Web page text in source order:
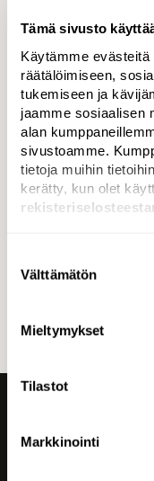
Tämä sivusto
Käytämme
räätälöimiseen,
tukemiseen ja
jaamme sosiaalisen
alan
sivustoamme.
tietoja muihin
kerätty, kun olet
valinta
Välttämätön
Mieltymykset
Tilastot
Markkinointi
koko EMEA-alueen
Tänä vuonna
suomalaista. Sabre
arvostetuin
kilpailu järjestetään
Kaikki irti